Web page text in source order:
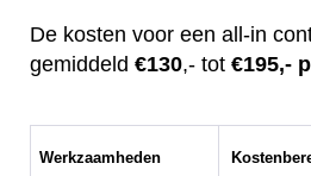
De kosten voor een all-in
gemiddeld €130,- tot €195,-
Werkzaamheden